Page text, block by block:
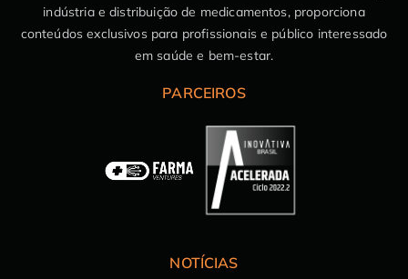
indústria e distribuição de medicamentos, proporciona
conteúdos exclusivos para profissionais e público interessado
em saúde e bem-estar.
PARCEIROS
NOTÍCIAS